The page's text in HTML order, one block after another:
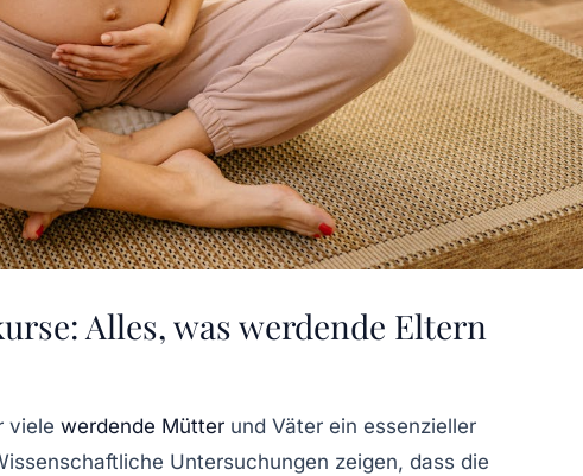
Alles, was werdende Eltern
viele werdende Mütter und Väter ein essenzieller
Untersuchungen zeigen, dass die